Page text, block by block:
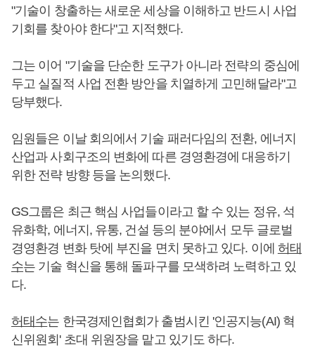
"기술이 창출하는 새로운 세상을 이해하고 반드시 사업
기회를 찾아야 한다"고 지적했다.
그는 이어 "기술을 단순한 도구가 아니라 전략의 중심에
두고 실질적 사업 전환 방안을 치열하게 고민해달라"고
당부했다.
임원들은 이날 회의에서 기술 패러다임의 전환, 에너지
산업과 사회구조의 변화에 따른 경영환경에 대응하기
위한 전략 방향 등을 논의했다.
GS그룹은 최근 핵심 사업들이라고 할 수 있는 정유, 석
유화학, 에너지, 유통, 건설 등의 분야에서 모두 글로벌
경영환경 변화 탓에 부진을 면치 못하고 있다. 이에 허태
수는 기술 혁신을 통해 돌파구를 모색하려 노력하고 있
다.
허태수는 한국경제인협회가 출범시킨 '인공지능(AI) 혁
신위원회' 초대 위원장을 맡고 있기도 하다.